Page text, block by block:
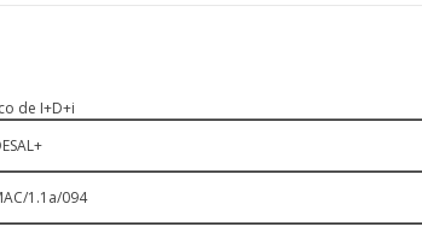
de I+D+i
1.1a/094